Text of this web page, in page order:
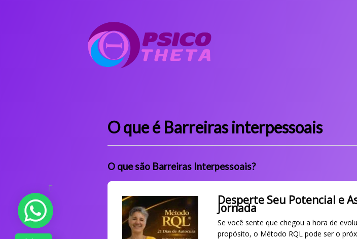
O que é Barreiras interpessoais
O que são Barreiras Interpessoais?
Desperte Seu Potencial e
Jornada
Se você sente que chegou a hora de
propósito, o Método RQL pode ser o